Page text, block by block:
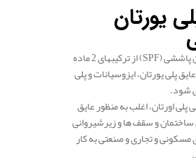
یورتان
عایق پلی یورتان پاششی (SPF) از ترکیبهای 2 ماده
پلی یورتان، ایزوسیانات و پلی
شود.
اورتان، اغلب به منظور عایق
ساختمان و سقف ها و زیرشیروانی
و تجاری و صنعتی به کار